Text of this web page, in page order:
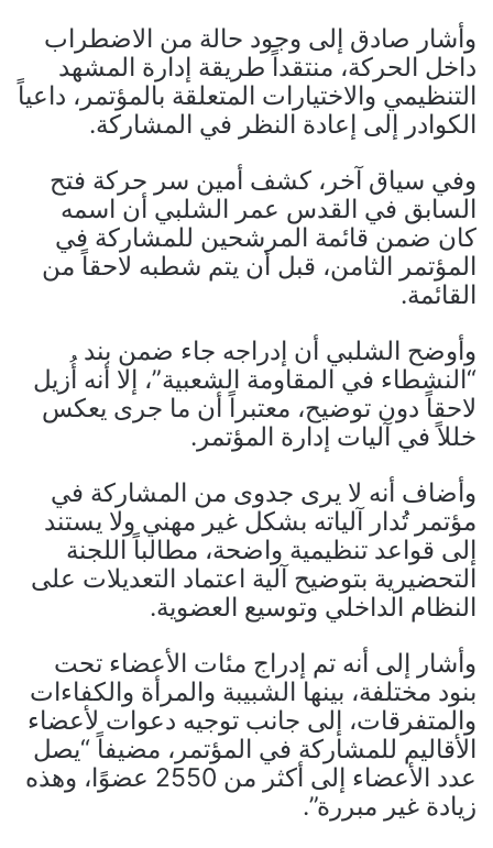
وأشار صادق إلى وجود حالة من الاضطراب
داخل الحركة، منتقداً طريقة إدارة المشهد
التنظيمي والاختيارات المتعلقة بالمؤتمر، داعياً
الكوادر إلى إعادة النظر في المشاركة.
وفي سياق آخر، كشف أمين سر حركة فتح
السابق في القدس عمر الشلبي أن اسمه
كان ضمن قائمة المرشحين للمشاركة في
المؤتمر الثامن، قبل أن يتم شطبه لاحقاً من
القائمة.
وأوضح الشلبي أن إدراجه جاء ضمن بند
“النشطاء في المقاومة الشعبية”، إلا أنه أُزيل
لاحقاً دون توضيح، معتبراً أن ما جرى يعكس
خللاً في آليات إدارة المؤتمر.
وأضاف أنه لا يرى جدوى من المشاركة في
مؤتمر تُدار آلياته بشكل غير مهني ولا يستند
إلى قواعد تنظيمية واضحة، مطالباً اللجنة
التحضيرية بتوضيح آلية اعتماد التعديلات على
النظام الداخلي وتوسيع العضوية.
وأشار إلى أنه تم إدراج مئات الأعضاء تحت
بنود مختلفة، بينها الشبيبة والمرأة والكفاءات
والمتفرقات، إلى جانب توجيه دعوات لأعضاء
الأقاليم للمشاركة في المؤتمر، مضيفاً “يصل
عدد الأعضاء إلى أكثر من 2550 عضوًا، وهذه
زيادة غير مبررة”.